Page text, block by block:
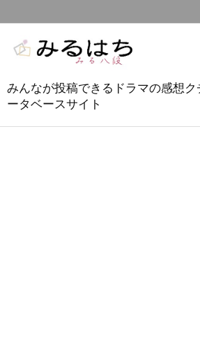
みんなが投稿できるドラマの感想
ータベースサイト